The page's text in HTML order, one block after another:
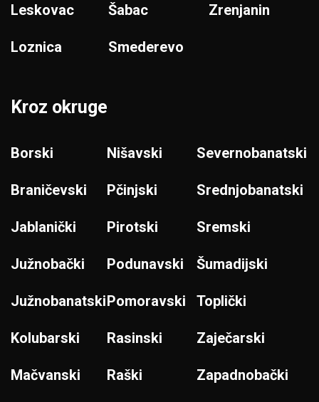
Leskovac
Loznica
Šabac
Smederevo
Zrenjanin
Kroz okruge
Borski
Braničevski
Jablanički
Južnobački
Južnobanatski
Kolubarski
Mačvanski
Nišavski
Pčinjski
Pirotski
Podunavski
Pomoravski
Rasinski
Raški
Severnobanatski
Srednjobanatski
Sremski
Šumadijski
Toplički
Zaječarski
Zapadnobački